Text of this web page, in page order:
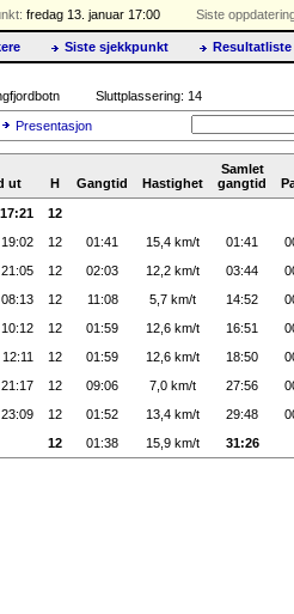
fredag 13. januar 17:00 Siste
Siste sjekkpunkt Resultatliste
Sluttplassering: 14
Presentasjon
ut H Gangtid Hastighet
Samlet
gangtid
12
12 01:41 15,4 km/t 01:41
12 02:03 12,2 km/t 03:44
12 11:08 5,7 km/t 14:52
12 01:59 12,6 km/t 16:51
12 01:59 12,6 km/t 18:50
12 09:06 7,0 km/t 27:56
12 01:52 13,4 km/t 29:48
12 01:38 15,9 km/t 31:26